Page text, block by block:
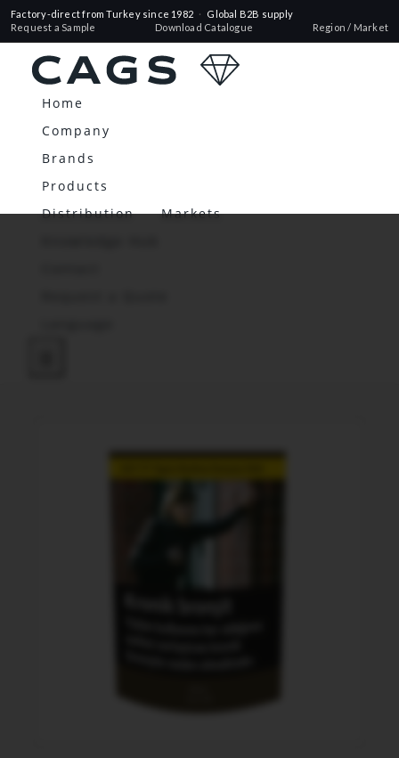
Factory-direct from Turkey since 1982 ·
Global B2B supply
Request a Sample
Download Catalogue Region / Market
Home
Company
Brands
Products
Distribution
Markets